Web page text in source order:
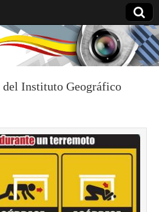
del Instituto Geográfico